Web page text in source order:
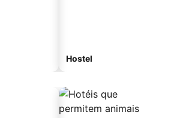
Hostel